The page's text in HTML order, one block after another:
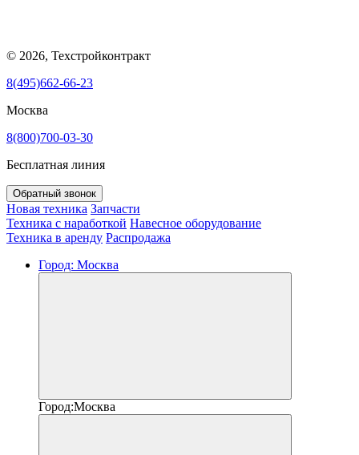
© 2026, Техстройконтракт
8(495)662-66-23
Москва
8(800)700-03-30
Бесплатная линия
Обратный звонок
Новая техника Запчасти
Техника с наработкой Навесное оборудование
Техника в аренду Распродажа
Город: Москва
Город:Москва